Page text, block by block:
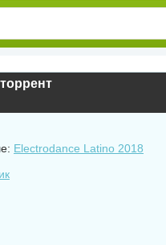
Electrodance Latino 2018